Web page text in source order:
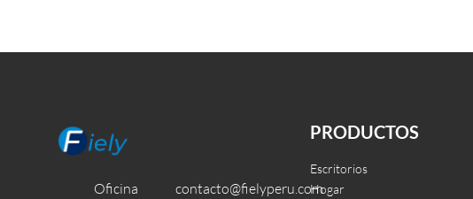
Oficina contacto@fielyperu.com
PRODUCTOS
Escritorios
Hogar